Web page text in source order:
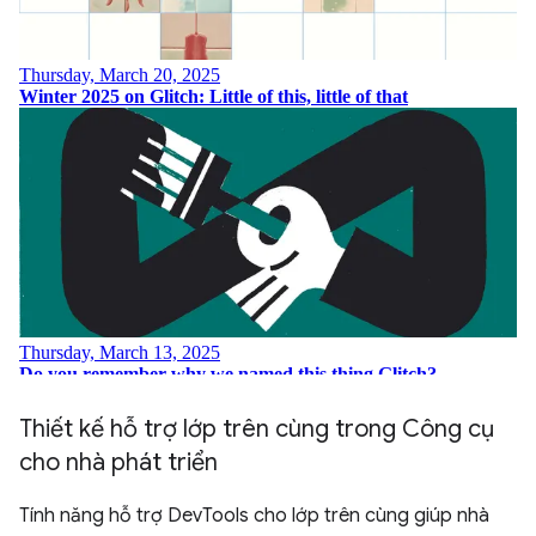
Thiết kế hỗ trợ lớp trên cùng trong Công cụ
cho nhà phát triển
Tính năng hỗ trợ DevTools cho lớp trên cùng giúp nhà